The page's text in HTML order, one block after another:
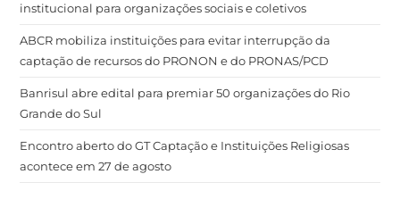
institucional para organizações sociais e coletivos
ABCR mobiliza instituições para evitar interrupção da
captação de recursos do PRONON e do PRONAS/PCD
Banrisul abre edital para premiar 50 organizações do Rio
Grande do Sul
Encontro aberto do GT Captação e Instituições Religiosas
acontece em 27 de agosto